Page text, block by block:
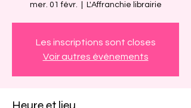
mer. 01 févr. L'Affranchie librairie
Les inscriptions sont closes
Voir autres événements